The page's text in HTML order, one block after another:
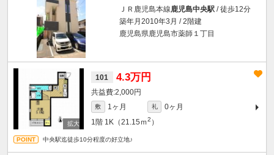
ＪＲ鹿児島本線鹿児島中央駅 / 徒歩12分
築年月2010年3月 / 2階建
鹿児島県鹿児島市薬師１丁目
101 4.3万円
2,000円
敷 1ヶ月 礼
0ヶ月
1階 1K（21.15ｍ2 ）
中央駅迄徒歩10分程度の好立地♪